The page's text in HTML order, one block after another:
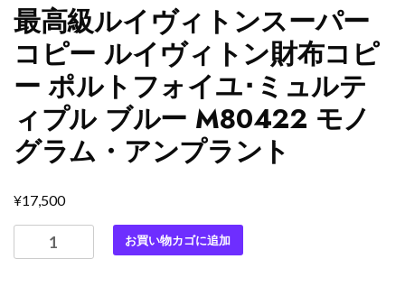
最高級ルイヴィトンスーパー
コピー ルイヴィトン財布コピ
ー ポルトフォイユ･ミュルテ
ィプル ブルー M80422 モノ
グラム・アンプラント
¥17,500
高
お買い物カゴに追加